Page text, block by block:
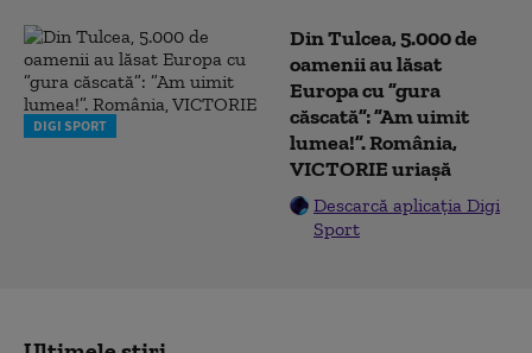
DIGI SPORT
Din Tulcea, 5.000 de
oamenii au lăsat
Europa cu ”gura
căscată”: ”Am uimit
lumea!”. România,
VICTORIE uriașă
Descarcă aplicația Digi
Sport